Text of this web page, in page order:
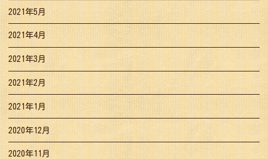
2021年5月
2021年4月
2021年3月
2021年2月
2021年1月
2020年12月
2020年11月